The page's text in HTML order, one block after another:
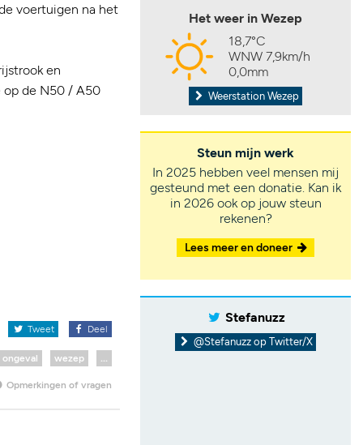
voertuigen na het
en
op de N50 / A50
Tweet Deel
ongeval wezep
Opmerkingen of vragen
Het weer in Wezep
18,7°C
WNW 7,9km/h
0,0mm
Weerstation Wezep
Steun mijn werk
In 2025 hebben veel mensen mij
gesteund met een donatie. Kan ik
in 2026 ook op jouw steun
rekenen?
Lees meer en doneer
Stefanuzz
@Stefanuzz op Twitter/X